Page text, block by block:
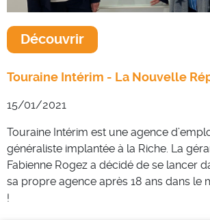
Découvrir
Touraine Intérim - La Nouvelle
15/01/2021
Touraine Intérim est une agence
généraliste implantée à la Riche. La
Fabienne Rogez a décidé de se lancer
sa propre agence après 18 ans dans le
!